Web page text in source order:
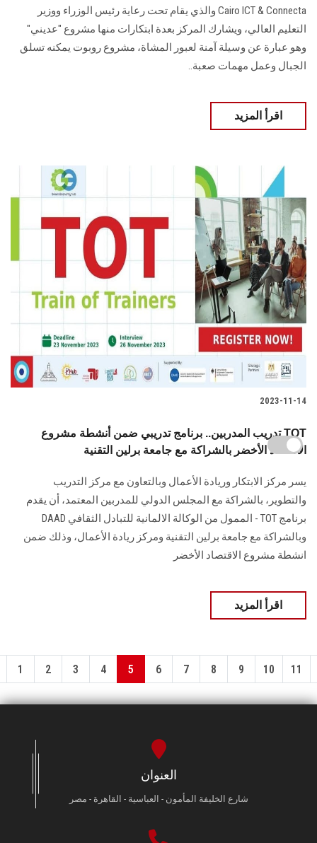
Cairo ICT & Connecta والذي يقام تحت رعاية رئيس الوزراء ووزير
التعليم العالي، ويشارك المركز بعدة ابتكارات منها مشروع "عديني"
وهو عبارة عن وسيلة آمنة لعبور المشاة، مشروع روبوت يمكنه تسلق
الجبال وعمل مهمات صعبة..
اقرأ المزيد
2023-11-14
تدريب المدربين.. برنامج تدريبي ضمن أنشطة مشروع TOT
الاقتصاد الأخضر بالشراكة مع جامعة برلين التقنية
يسر مركز الابتكار وريادة الأعمال وبالتعاون مع مركز التدريب
والتطوير، بالشراكة مع المجلس الدولي للمدربين المعتمد، أن يقدم
برنامج TOT - الممول من الوكالة الالمانية للتبادل الثقافي DAAD
وبالشراكة مع جامعة برلين التقنية ومركز ريادة الأعمال، وذلك ضمن
انشطة مشروع الاقتصاد الأخضر
اقرأ المزيد
1 2 3 4 5 6 7 8 9 10 11
العنوان
شارع الخليفة المأمون - العباسية - القاهرة - مصر